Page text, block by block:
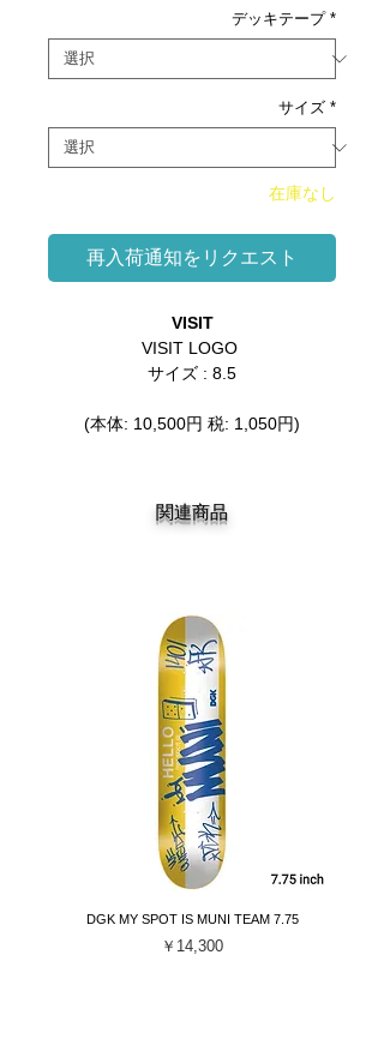
デッキテープ *
サイズ *
在庫なし
再入荷通知をリクエスト
VISIT
VISIT LOGO
サイズ : 8.5
(本体: 10,500円 税: 1,050円)
関連商品
DGK MY SPOT IS MUNI TEAM 7.75
価格
￥14,300